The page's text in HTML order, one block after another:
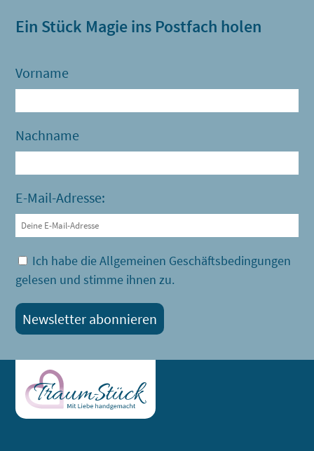
Ein Stück Magie ins Postfach holen
Vorname
Nachname
E-Mail-Adresse:
Ich habe die Allgemeinen Geschäftsbedingungen
gelesen und stimme ihnen zu.